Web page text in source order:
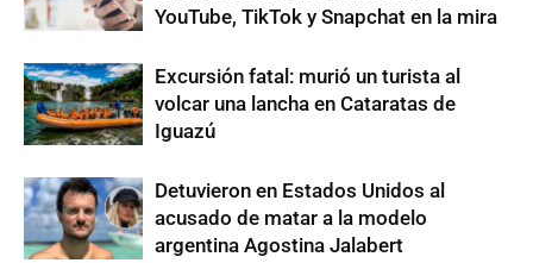
YouTube, TikTok y Snapchat en la mira
Excursión fatal: murió un turista al
volcar una lancha en Cataratas de
Iguazú
Detuvieron en Estados Unidos al
acusado de matar a la modelo
argentina Agostina Jalabert